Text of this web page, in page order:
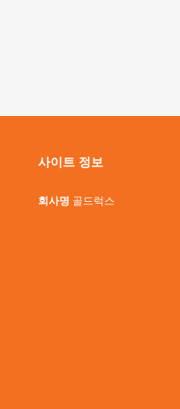
사이트 정보
회사명 골드럭스